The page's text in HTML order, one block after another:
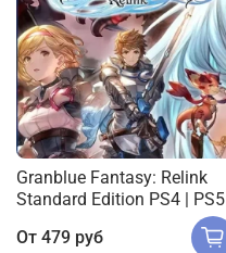
Granblue Fantasy: Relink
Standard Edition PS4 | PS5
От 479 руб